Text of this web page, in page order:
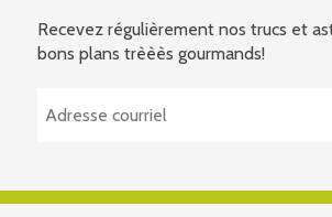
Recevez régulièrement nos trucs et
bons plans trèèès gourmands!